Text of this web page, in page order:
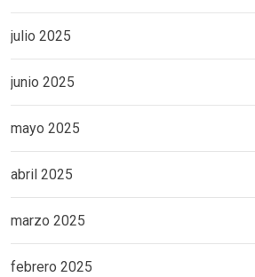
julio 2025
junio 2025
mayo 2025
abril 2025
marzo 2025
febrero 2025